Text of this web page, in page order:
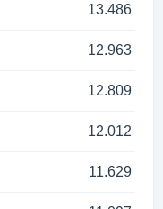
13.486
12.963
12.809
12.012
11.629